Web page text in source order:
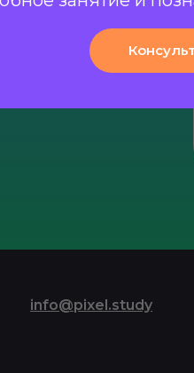
на
info@pixel.study